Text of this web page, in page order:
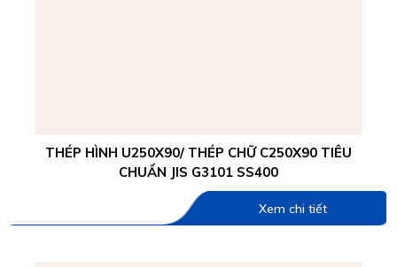
THÉP HÌNH U250X90/ THÉP CHỮ C250X90 TIÊU
CHUẨN JIS G3101 SS400
Xem chi tiết